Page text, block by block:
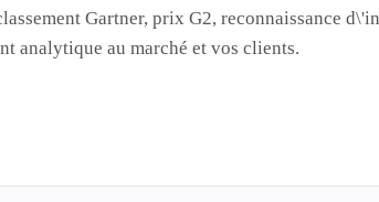
Gartner, prix G2, reconnaissance
analytique au marché et vos clients.